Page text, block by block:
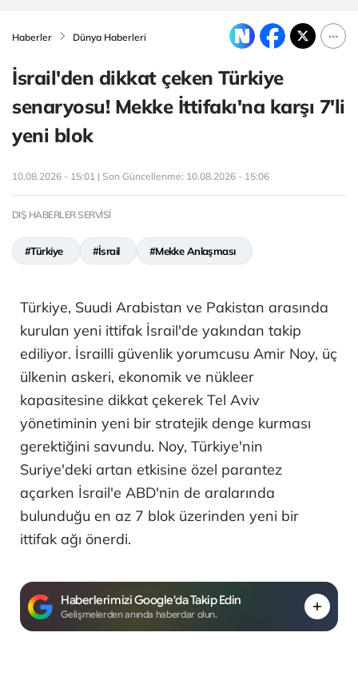
Haberler Dünya Haberleri
İsrail'den dikkat çeken Türkiye
senaryosu! Mekke İttifakı'na karşı 7'li
yeni blok
10.08.2026 - 15:01 | Son Güncellenme: 10.08.2026 - 15:06
DIŞ HABERLER SERVİSİ
#Türkiye #İsrail #Mekke Anlaşması
Türkiye, Suudi Arabistan ve Pakistan arasında
kurulan yeni ittifak İsrail'de yakından takip
ediliyor. İsrailli güvenlik yorumcusu Amir Noy, üç
ülkenin askeri, ekonomik ve nükleer
kapasitesine dikkat çekerek Tel Aviv
yönetiminin yeni bir stratejik denge kurması
gerektiğini savundu. Noy, Türkiye'nin
Suriye'deki artan etkisine özel parantez
açarken İsrail'e ABD'nin de aralarında
bulunduğu en az 7 blok üzerinden yeni bir
ittifak ağı önerdi.
Haberlerimizi Google'da Takip Edin
Gelişmelerden anında haberdar olun.